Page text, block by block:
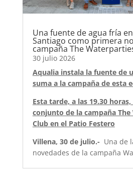
Una fuente de agua fría
Santiago como primera
campaña The
30 julio 2026
Aqualia instala la fuente de
suma a la campaña de esta
Esta tarde, a las 19.30
conjunto de la campaña
Club en el Patio Festero
Villena, 30 de julio.- Una de
novedades de la campaña